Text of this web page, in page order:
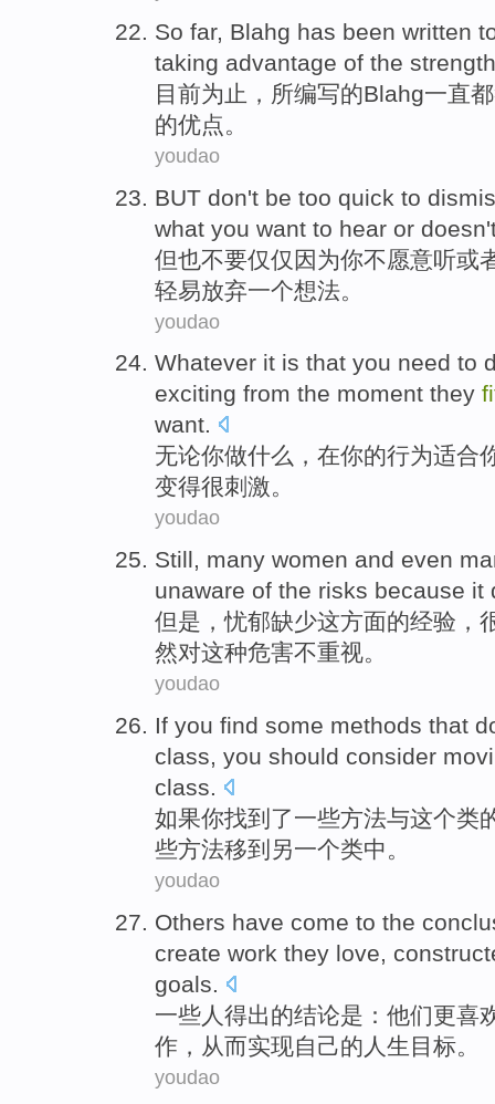
So far, Blahg has been written
taking advantage of the
目前为止，所编写的Blahg一直都
的优点。
youdao
BUT don't be too quick to
what you want to hear or doesn
但也不要仅仅 因为你不愿意听或
轻易放弃一个想法。
youdao
Whatever it is that you need to
exciting from the moment they
want.
无论你做什么 ，在你的行为适合
变得很刺激。
youdao
Still, many women and even
unaware of the risks because it
但是 ，忧郁缺少这方面的经验 ，
然对这种危害不重视。
youdao
If you find some methods that
class, you should consider
class.
如果你找到 了一些方法与这个类
些方法移到 另一个类中。
youdao
Others have come to the
create work they love,
goals.
一些人 得出的结论是： 他们更喜
作 ， 从而实现自己的人生目标。
youdao